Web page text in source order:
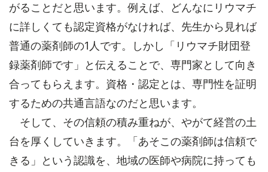
がることだと思います。例えば、どんなにリウマチ
に詳しくても認定資格がなければ、先生から見れば
普通の薬剤師の1人です。しかし「リウマチ財団登
録薬剤師です」と伝えることで、専門家として向き
合ってもらえます。資格・認定とは、専門性を証明
するための共通言語なのだと思います。
そして、その信頼の積み重ねが、やがて経営の土
台を厚くしていきます。「あそこの薬剤師は信頼で
きる」という認識を、地域の医師や病院に持っても